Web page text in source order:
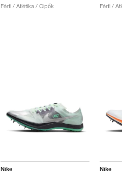
Férfi / Atlétika / Cipők
Férfi /
Nike Nike